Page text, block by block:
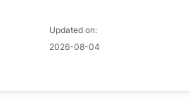
Updated on:
2026-08-04